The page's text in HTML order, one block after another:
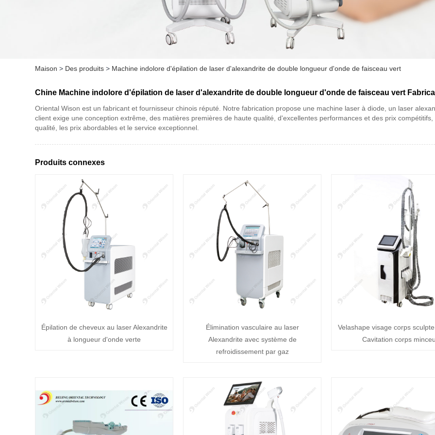
Maison > Des produits > Machine indolore d'épilation de laser d'alexandrite de double longueur d'onde de faisceau vert
Chine Machine indolore d'épilation de laser d'alexandrite de double longueur d'onde de faisceau vert
Oriental Wison est un fabricant et fournisseur chinois réputé. Notre fabrication propose une machine laser à diode, un laser
client exige une conception extrême, des matières premières de haute qualité, d'excellentes performances et des prix
qualité, les prix abordables et le service exceptionnel.
Produits connexes
Épilation de cheveux au laser Alexandrite
à longueur d'onde verte
Élimination vasculaire au laser
Alexandrite avec système de
refroidissement par gaz
Velashape visage corps
Cavitation corps